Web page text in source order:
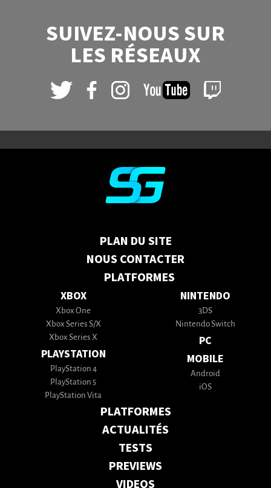
SUIVEZ-NOUS SUR
LES RÉSEAUX
PLAN DU SITE
NOUS CONTACTER
PLATFORMES
XBOX
Xbox One
Xbox Series S/X
Xbox Series X
PLAYSTATION
PlayStation 4
PlayStation 5
PlayStation Vita
NINTENDO
3DS
Nintendo Switch
PC
MOBILE
Android
iOS
PLATFORMES
ACTUALITÉS
TESTS
PREVIEWS
VIDEOS